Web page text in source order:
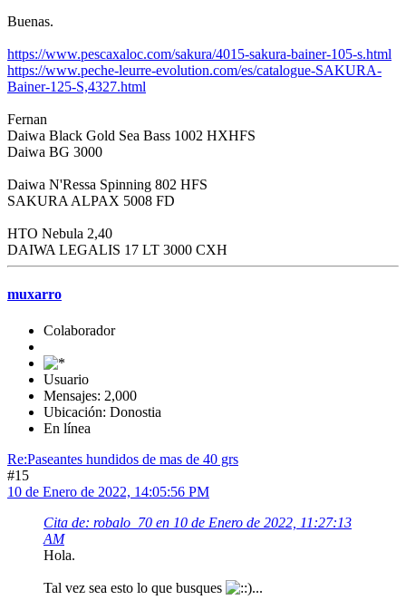
Buenas.
https://www.pescaxaloc.com/sakura/4015-sakura-bainer-105-s.html
https://www.peche-leurre-evolution.com/es/catalogue-SAKURA-
Bainer-125-S,4327.html
Fernan
Daiwa Black Gold Sea Bass 1002 HXHFS
Daiwa BG 3000
Daiwa N'Ressa Spinning 802 HFS
SAKURA ALPAX 5008 FD
HTO Nebula 2,40
DAIWA LEGALIS 17 LT 3000 CXH
muxarro
Colaborador
Usuario
Mensajes: 2,000
Ubicación: Donostia
En línea
Re:Paseantes hundidos de mas de 40 grs
#15
10 de Enero de 2022, 14:05:56 PM
Cita de: robalo_70 en 10 de Enero de 2022, 11:27:13
AM
Hola.
Tal vez sea esto lo que busques ...